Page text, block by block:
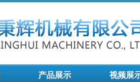
产品展示 视频展